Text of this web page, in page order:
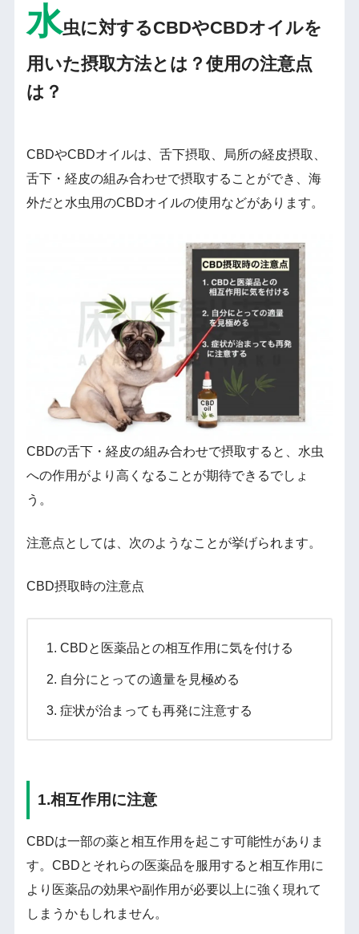
水虫に対するCBDやCBDオイルを
用いた摂取方法とは？使用の注意点
は？
CBDやCBDオイルは、舌下摂取、局所の経皮摂取、
舌下・経皮の組み合わせで摂取することができ、海
外だと水虫用のCBDオイルの使用などがあります。
CBDの舌下・経皮の組み合わせで摂取すると、水虫
への作用がより高くなることが期待できるでしょ
う。
注意点としては、次のようなことが挙げられます。
CBD摂取時の注意点
CBDと医薬品との相互作用に気を付ける
自分にとっての適量を見極める
症状が治まっても再発に注意する
1.相互作用に注意
CBDは一部の薬と相互作用を起こす可能性がありま
す。CBDとそれらの医薬品を服用すると相互作用に
より医薬品の効果や副作用が必要以上に強く現れて
しまうかもしれません。